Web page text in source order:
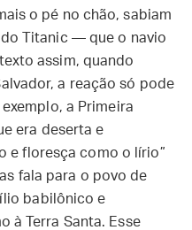
o pé no chão, sabiam
Titanic — que o navio
assim, quando
a reação só pode
a Primeira
era deserta e
e floresça como o lírio”
fala para o povo de
babilônico e
à Terra Santa. Esse